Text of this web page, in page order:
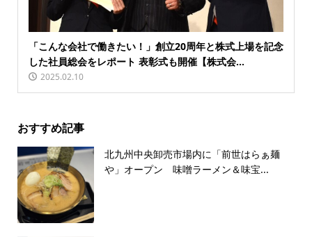
「こんな会社で働きたい！」創立20周年と株式上場を記念
した社員総会をレポート 表彰式も開催【株式会...
2025.02.10
おすすめ記事
北九州中央卸売市場内に「前世はらぁ麺
や」オープン 味噌ラーメン＆味宝...